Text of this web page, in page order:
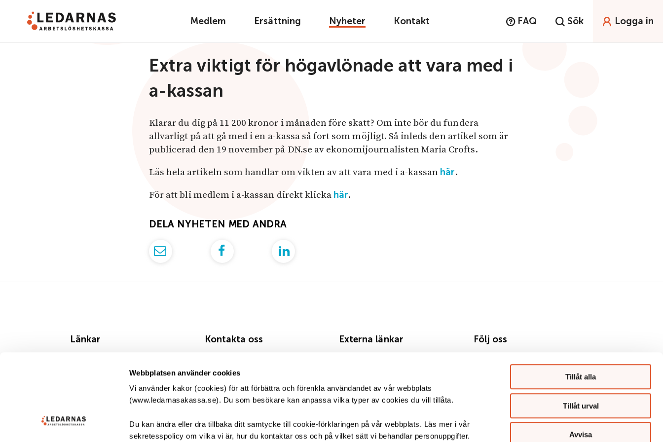
Webbplatsen använder cookies
Vi använder kakor (cookies) för att förbättra och förenkla användandet av vår webbplats
(www.ledarnasakassa.se). Du som besökare kan anpassa vilka typer av cookies du vill tillåta.
Du kan ändra eller dra tillbaka ditt samtycke till cookie-förklaringen på vår webbplats. Läs mer i vår
sekretesspolicy om vilka vi är, hur du kontaktar oss och på vilket sätt vi behandlar personuppgifter.
Tillåt alla
Tillåt urval
Avvisa
Medlem Ersättning Nyheter Kontakt FAQ Sök
Logga in
Extra viktigt för högavlönade att vara med i
a-kassan
Klarar du dig på 11 200 kronor i månaden före skatt? Om inte bör du fundera
allvarligt på att gå med i en a-kassa så fort som möjligt. Så inleds den artikel som är
publicerad den 19 november på DN.se av ekonomijournalisten Maria Crofts.
Läs hela artikeln som handlar om vikten av att vara med i a-kassan här.
För att bli medlem i a-kassan direkt klicka här.
DELA NYHETEN MED ANDRA
Länkar
Tekniska lösningar
Kontakta oss
Mån, tis, tors kl 13-14:30
Skicka dina handlingar till
FE 27
Externa länkar
Bliwa
Följ oss